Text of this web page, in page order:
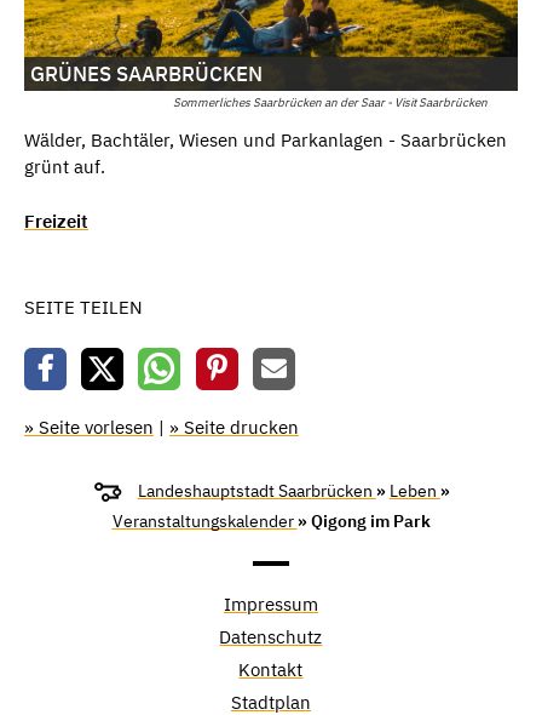
Sommerliches Saarbrücken an der Saar - Visit Saarbrücken
GRÜNES SAARBRÜCKEN
Wälder, Bachtäler, Wiesen und Parkanlagen - Saarbrücken
grünt auf.
Freizeit
SEITE TEILEN
» Seite vorlesen | » Seite drucken
Landeshauptstadt Saarbrücken » Leben »
Veranstaltungskalender » Qigong im Park
Impressum
Datenschutz
Kontakt
Stadtplan